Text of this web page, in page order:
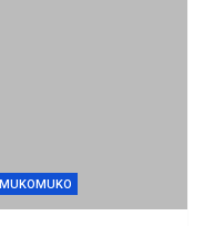
MUKOMUKO